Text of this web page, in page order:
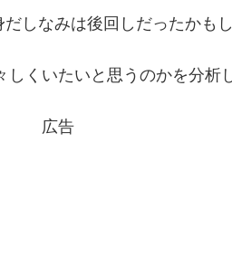
しなみは後回しだったかもし
くいたいと思うのかを分析
広告